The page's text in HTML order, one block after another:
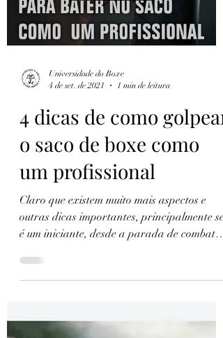
Universidade do Boxe
4 de set. de 2021
1 min de leitura
4 dicas de como golpear
o saco de boxe como
um profissional
Claro que existem muito mais aspectos e
outras dicas importantes, principalmente se
é um iniciante, desde a parada de combate,